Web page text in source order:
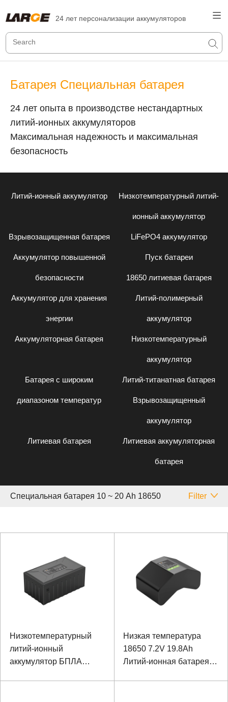
24 лет персонализации аккумуляторов
Батарея Специальная батарея
24 лет опыта в производстве нестандартных
литий-ионных аккумуляторов
Максимальная надежность и максимальная
безопасность
Литий-ионный аккумулятор Низкотемпературный литий-
ионный аккумулятор
Взрывозащищенная батарея LiFePO4 аккумулятор
Аккумулятор повышенной
безопасности
Пуск батареи
18650 литиевая батарея
Аккумулятор для хранения
энергии
Литий-полимерный
аккумулятор
Аккумуляторная батарея Низкотемпературный
аккумулятор
Батарея с широким
диапазоном температур
Литий-титанатная батарея
Взрывозащищенный
аккумулятор
Литиевая батарея Литиевая аккумуляторная
батарея
Специальная батарея 10 ~ 20 Аh 18650 Filter
Низкотемпературный
литий-ионный
аккумулятор БПЛА
Низкая температура
18650 7.2V 19.8Ah
Литий-ионная батарея